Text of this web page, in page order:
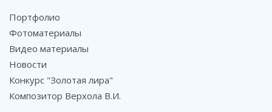
Портфолио
Фотоматериалы
Видео материалы
Новости
Конкурс "Золотая лира"
Композитор Верхола В.И.